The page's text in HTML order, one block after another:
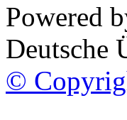
Powered
Deutsche
©